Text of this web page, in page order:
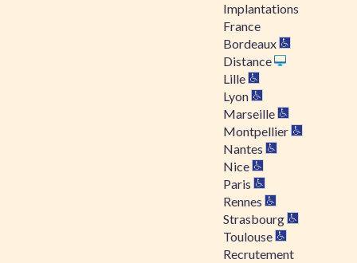
Implantations
France
Bordeaux
Distance
Lille
Lyon
Marseille
Montpellier
Nantes
Nice
Paris
Rennes
Strasbourg
Toulouse
Recrutement